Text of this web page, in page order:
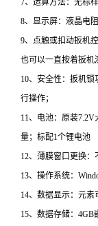
8、显示屏：液晶电阻
9、点触或扣动扳机
也可以一直按着扳机
10、安全性：扳机
行操作；
11、电池：原装
量；标配1个锂电池
12、薄膜窗口更换：
13、操作系统：
14、数据显示：元素
15、数据存储：4GB